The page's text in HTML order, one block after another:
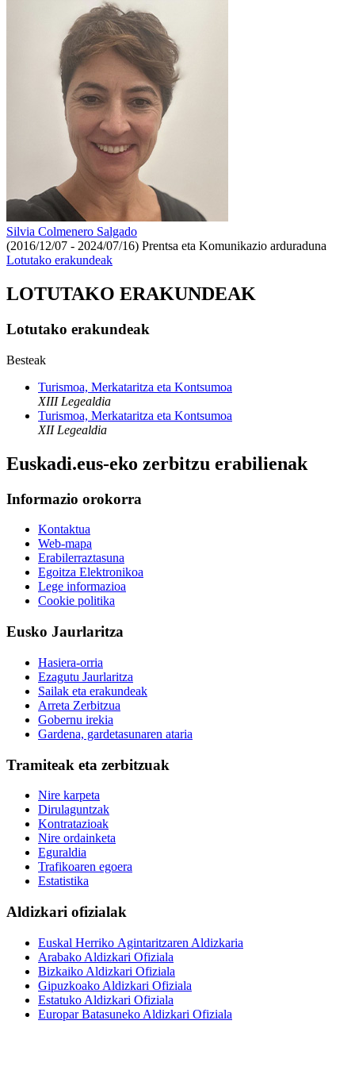
Silvia Colmenero Salgado
(2016/12/07 - 2024/07/16) Prentsa eta Komunikazio arduraduna
Lotutako erakundeak
LOTUTAKO ERAKUNDEAK
Lotutako erakundeak
Besteak
Turismoa, Merkataritza eta Kontsumoa
XIII Legealdia
Turismoa, Merkataritza eta Kontsumoa
XII Legealdia
Euskadi.eus-eko zerbitzu erabilienak
Informazio orokorra
Kontaktua
Web-mapa
Erabilerraztasuna
Egoitza Elektronikoa
Lege informazioa
Cookie politika
Eusko Jaurlaritza
Hasiera-orria
Ezagutu Jaurlaritza
Sailak eta erakundeak
Arreta Zerbitzua
Gobernu irekia
Gardena, gardetasunaren ataria
Tramiteak eta zerbitzuak
Nire karpeta
Dirulaguntzak
Kontratazioak
Nire ordainketa
Eguraldia
Trafikoaren egoera
Estatistika
Aldizkari ofizialak
Euskal Herriko Agintaritzaren Aldizkaria
Arabako Aldizkari Ofiziala
Bizkaiko Aldizkari Ofiziala
Gipuzkoako Aldizkari Ofiziala
Estatuko Aldizkari Ofiziala
Europar Batasuneko Aldizkari Ofiziala